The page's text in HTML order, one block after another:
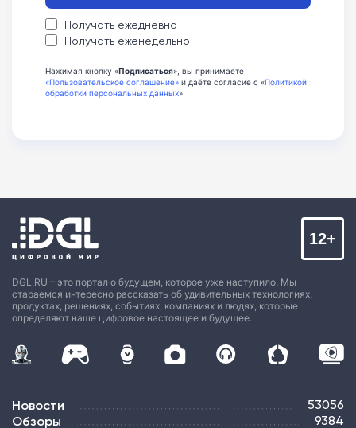
Получать ежедневно
Получать еженедельно
Нажимая кнопку «Подписаться», вы принимаете
«Пользовательское соглашение» и даёте согласие с «Политикой
обработки персональных данных»
DGL.RU – это портал о будущем, которое уже наступило. Мы
стараемся интересно рассказать об удивительных технологиях,
продуктах, решениях, событиях, компаниях и людях, которые
определяют наше цифровое настоящее и будущее.
12+
Новости 53056
Обзоры 9384